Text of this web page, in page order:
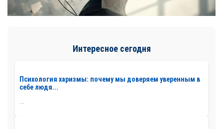
Интересное сегодня
Психология харизмы: почему мы доверяем уверенным в
себе людя...